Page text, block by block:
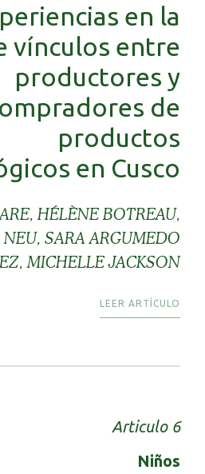
en la
vínculos entre
productores y
de
productos
en Cusco
HÉLÈNE BOTREAU,
SARA ARGUMEDO
MICHELLE JACKSON
LEER ARTÍCULO
Articulo 6
Niños